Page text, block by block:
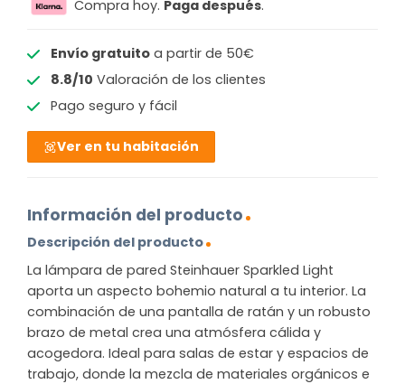
Compra hoy. Paga después.
Envío gratuitoa partir de 50€
8.8/10 Valoración de los clientes
Pago seguro y fácil
Ver en tu habitación
Información del producto
Descripción del producto
La lámpara de pared Steinhauer Sparkled Light
aporta un aspecto bohemio natural a tu interior. La
combinación de una pantalla de ratán y un robusto
brazo de metal crea una atmósfera cálida y
acogedora. Ideal para salas de estar y espacios de
trabajo, donde la mezcla de materiales orgánicos e